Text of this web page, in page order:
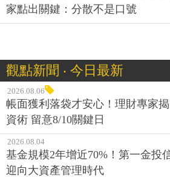
家點出關鍵：分散不是口號
觀點新聞 ‧ 今日最新
2026.08.06
帳面獲利落袋才安心！理財專家
資術 留意8/10關鍵日
2026.08.04
基金規模2年增近70%！第一金投
迎向大資產管理時代